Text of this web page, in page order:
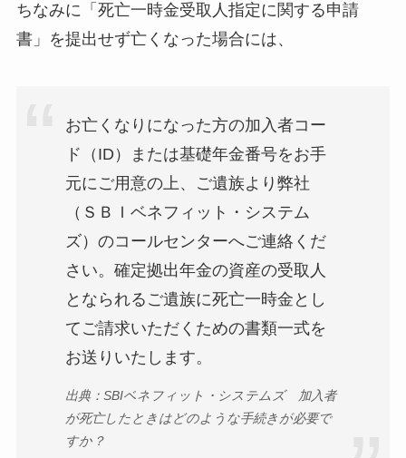
ちなみに「死亡一時金受取人指定に関する申請
書」を提出せず亡くなった場合には、
お亡くなりになった方の加入者コー
ド（ID）または基礎年金番号をお手
元にご用意の上、ご遺族より弊社
（ＳＢＩベネフィット・システム
ズ）のコールセンターへご連絡くだ
さい。確定拠出年金の資産の受取人
となられるご遺族に死亡一時金とし
てご請求いただくための書類一式を
お送りいたします。
出典：SBIベネフィット・システムズ 加入者
が死亡したときはどのような手続きが必要で
すか？